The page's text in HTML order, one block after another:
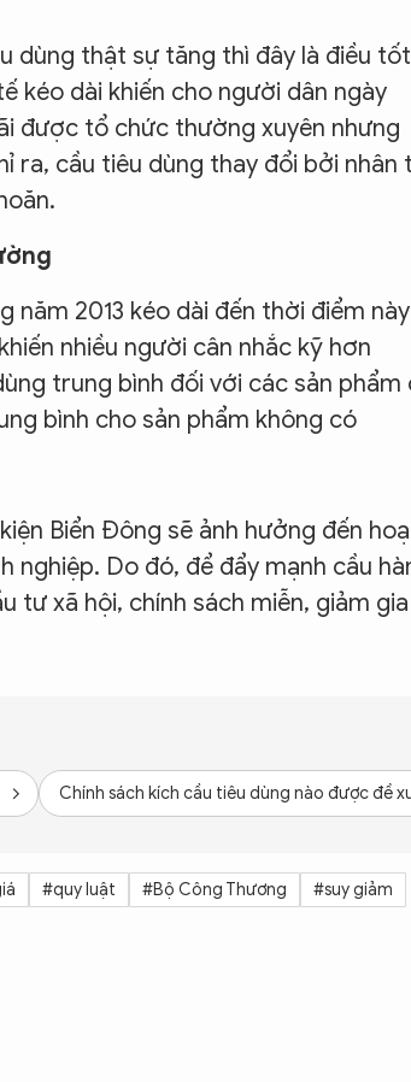
dùng thật sự tăng thì đây là điều
kéo dài khiến cho người dân ngày
được tổ chức thường xuyên nhưng
ra, cầu tiêu dùng thay đổi bởi nhân
năm 2013 kéo dài đến thời điểm này
nhiều người cân nhắc kỹ hơn
trung bình đối với các sản phẩm
bình cho sản phẩm không có
Biển Đông sẽ ảnh hưởng đến
nghiệp. Do đó, để đẩy mạnh cầu
tư xã hội, chính sách miễn, giảm gia
Chính sách kích cầu tiêu dùng nào được đề
#quy luật #Bộ Công Thương
#suy giảm